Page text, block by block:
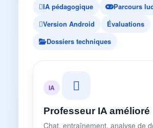
IA pédagogique
Parcours
Version Android
Évaluations
Dossiers techniques
IA
Professeur IA amélioré
Chat, entraînement, analyse de